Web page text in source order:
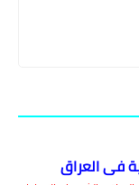
في العراق